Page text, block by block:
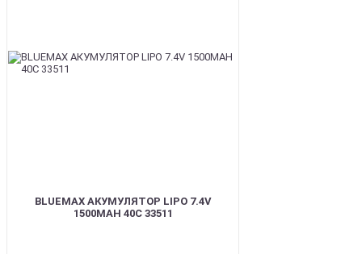
BLUEMAX АКУМУЛЯТОР LIPO 7.4V
1500MAH 40C 33511